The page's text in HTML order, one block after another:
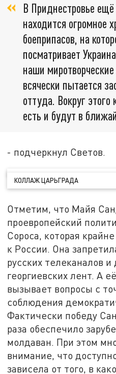
В Приднестровье ещё
находится огромное
боеприпасов, на
посматривает
наши
всячески пытается
оттуда. Вокруг
есть и будут в
- подчеркнул Светов.
КОЛЛАЖ ЦАРЬГРАДА
Отметим, что Майя
проевропейский
Сороса, которая
к России. Она
русских телеканалов
георгиевских лент. А
вызывает вопросы с
соблюдения
Фактически победу
раза обеспечило
молдаван. При этом
внимание, что
зависела от того, в